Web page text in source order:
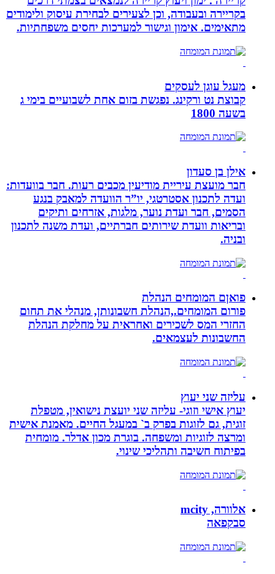
בקריירה ובעבודה, וכן לצעירים לבחירת עיסוק ולימודים
מתאימים. אימון וגישור למערכות יחסים משפחתיות.
מעגל עוגן לעסקים
קבוצת נט ורקינג. נפגשת בזום אחת לשבועיים בימי ג
בשעה 1800
אילן בן סעדון
חבר מועצת עיריית מודיעין מכבים רעות. חבר בוועדות:
ועדה לתכנון אסטרטגי, יו”ר הוועדה למאבק בנגע
הסמים, חבר ועדת נוער, מלגות, אזרחים ותיקים
ובריאות וועדת שירותים חברתיים, ועדת משנה לתכנון
פואןם המומחים הנהלת
פורום המומחים.,הנהלת חשבונותן, מנהלי את תחום
החזרי המס לשכירים ואחראית על מחלקת הנהלת
החשבונות לעצמאים.
עליזה שני יעוץ
יעוץ אישי וזוגי- עליזה שני יועצת נישואין, מטפלת
זוגית, גם לזוגות בפרק ב` במעגל החיים. מאמנת אישית
ומרצה לזוגיות ומשפחה. בוגרת מכון אדלר. מומחית
בפיתוח חשיבה ותהליכי שינוי.
אלוורה, mcity
סבקפאה